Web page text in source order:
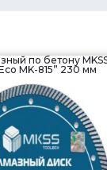
по бетону
MK-815” 230 мм